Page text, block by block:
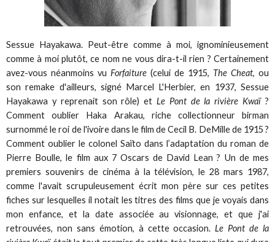
Sessue Hayakawa. Peut-être comme à moi, ignominieusement
comme à moi plutôt, ce nom ne vous dira-t-il rien ? Certainement
avez-vous néanmoins vuForfaiture (celui de 1915, The Cheat, ou
son remake d'ailleurs, signé Marcel L'Herbier, en 1937, Sessue
Hayakawa y reprenait son rôle) et Le Pont de la rivière Kwaï?
Comment oublier Haka Arakau, riche collectionneur birman
surnommé le roi de l'ivoire dans le film de Cecil B. DeMille de 1915 ?
Comment oublier le colonel Saïto dans l’adaptation du roman de
Pierre Boulle, le film aux 7 Oscars de David Lean ? Un de mes
premiers souvenirs de cinéma à la télévision, le 28 mars 1987,
comme l'avait scrupuleusement écrit mon père sur ces petites
fiches sur lesquelles il notait les titres des films que je voyais dans
mon enfance, et la date associée au visionnage, et que j'ai
retrouvées, non sans émotion, à cette occasion.Le Pont de la